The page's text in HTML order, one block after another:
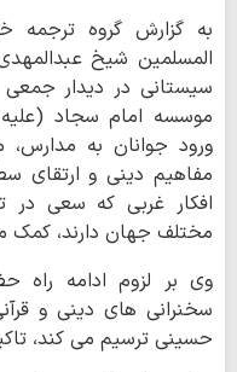
به گزارش گروه ترجمه
المسلمین شیخ
سیستانی در دیدار جمعی
موسسه امام سجاد (علیه
ورود جوانان به
مفاهیم دینی و ارتقای
افکار غربی که سعی در
مختلف جهان دارند، کمک
وی بر لزوم ادامه راه
سخنرانی های دینی و
حسینی ترسیم می کند،